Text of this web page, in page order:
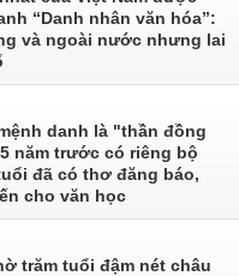
“Danh nhân văn hóa”:
và ngoài nước nhưng lai
danh là "thần đồng
năm trước có riêng bộ
đã có thơ đăng báo,
cho văn học
trăm tuổi đậm nét châu